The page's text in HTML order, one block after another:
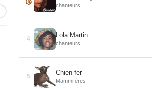
chanteurs
4
Lola Martin
chanteurs
5
Chien fer
Mammifères